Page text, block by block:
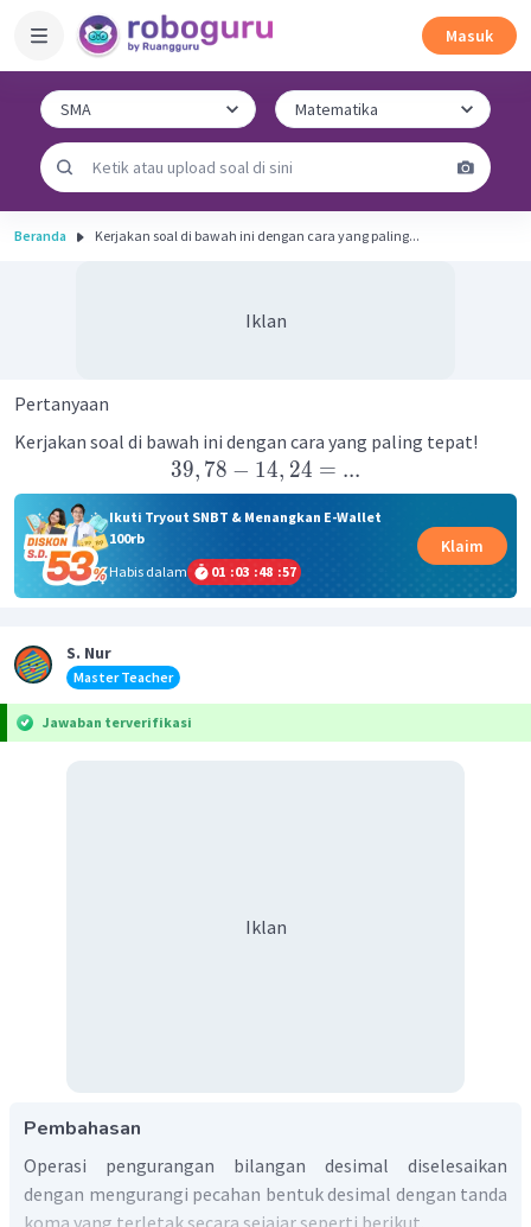
Masuk
Beranda Kerjakan soal di bawah ini dengan cara yang paling...
Iklan
Pertanyaan
Kerjakan soal di bawah ini dengan cara yang paling tepat!
39, 78 − 14, 24 = ...
Ikuti Tryout SNBT & Menangkan E-Wallet
100rb
Habis dalam
01 :03 :48 :57
Klaim
S. Nur
Master Teacher
Jawaban terverifikasi
Iklan
Pembahasan
Operasi pengurangan bilangan desimal diselesaikan
dengan mengurangi pecahan bentuk desimal dengan tanda
koma yang terletak secara sejajar seperti berikut.